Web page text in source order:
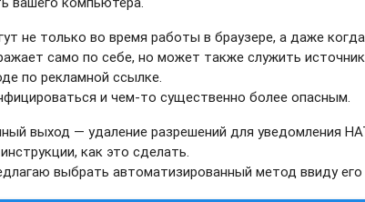
не только во время работы в браузере, а даже
само по себе, но может также служить
по рекламной ссылке.
и чем-то существенно более опасным.
выход — удаление разрешений для уведомления
как это сделать.
выбрать автоматизированный метод ввиду